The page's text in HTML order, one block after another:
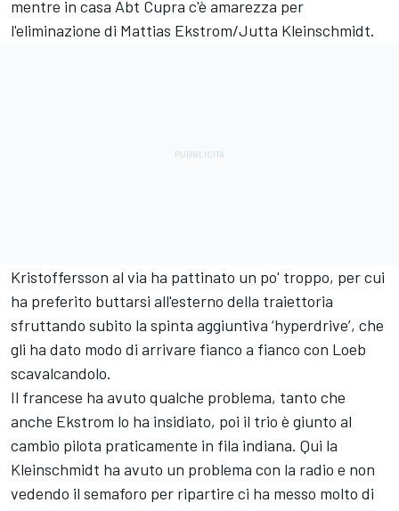
mentre in casa Abt Cupra c'è amarezza per
l'eliminazione di Mattias Ekstrom/Jutta Kleinschmidt.
Kristoffersson al via ha pattinato un po' troppo, per cui
ha preferito buttarsi all'esterno della traiettoria
sfruttando subito la spinta aggiuntiva ‘hyperdrive’, che
gli ha dato modo di arrivare fianco a fianco con Loeb
scavalcandolo.
Il francese ha avuto qualche problema, tanto che
anche Ekstrom lo ha insidiato, poi il trio è giunto al
cambio pilota praticamente in fila indiana. Qui la
Kleinschmidt ha avuto un problema con la radio e non
vedendo il semaforo per ripartire ci ha messo molto di